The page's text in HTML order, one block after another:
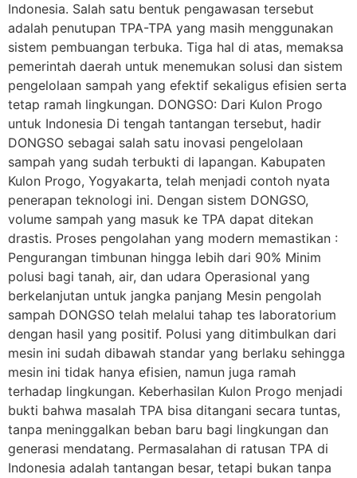
Indonesia. Salah satu bentuk pengawasan tersebut
adalah penutupan TPA-TPA yang masih menggunakan
sistem pembuangan terbuka. Tiga hal di atas, memaksa
pemerintah daerah untuk menemukan solusi dan sistem
pengelolaan sampah yang efektif sekaligus efisien serta
tetap ramah lingkungan. DONGSO: Dari Kulon Progo
untuk Indonesia Di tengah tantangan tersebut, hadir
DONGSO sebagai salah satu inovasi pengelolaan
sampah yang sudah terbukti di lapangan. Kabupaten
Kulon Progo, Yogyakarta, telah menjadi contoh nyata
penerapan teknologi ini. Dengan sistem DONGSO,
volume sampah yang masuk ke TPA dapat ditekan
drastis. Proses pengolahan yang modern memastikan :
Pengurangan timbunan hingga lebih dari 90% Minim
polusi bagi tanah, air, dan udara Operasional yang
berkelanjutan untuk jangka panjang Mesin pengolah
sampah DONGSO telah melalui tahap tes laboratorium
dengan hasil yang positif. Polusi yang ditimbulkan dari
mesin ini sudah dibawah standar yang berlaku sehingga
mesin ini tidak hanya efisien, namun juga ramah
terhadap lingkungan. Keberhasilan Kulon Progo menjadi
bukti bahwa masalah TPA bisa ditangani secara tuntas,
tanpa meninggalkan beban baru bagi lingkungan dan
generasi mendatang. Permasalahan di ratusan TPA di
Indonesia adalah tantangan besar, tetapi bukan tanpa